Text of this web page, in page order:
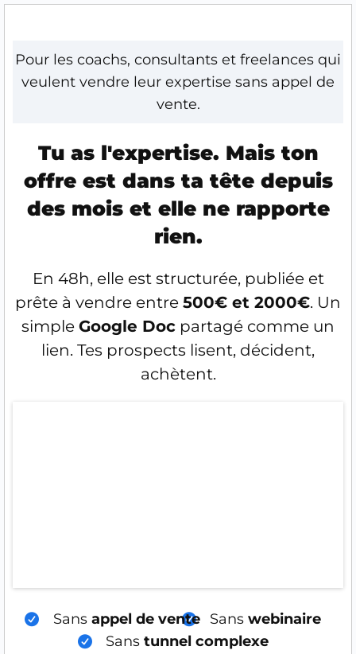
Pour les coachs, consultants et freelances qui
veulent vendre leur expertise sans appel de
vente.
Tu as l'expertise. Mais ton
offre est dans ta tête depuis
des mois et elle ne rapporte
rien.
En 48h, elle est structurée, publiée et
prête à vendre entre 500€ et 2000€. Un
simple Google Doc partagé comme un
lien. Tes prospects lisent, décident,
achètent.
Sans appel de vente Sans webinaire
Sans tunnel complexe